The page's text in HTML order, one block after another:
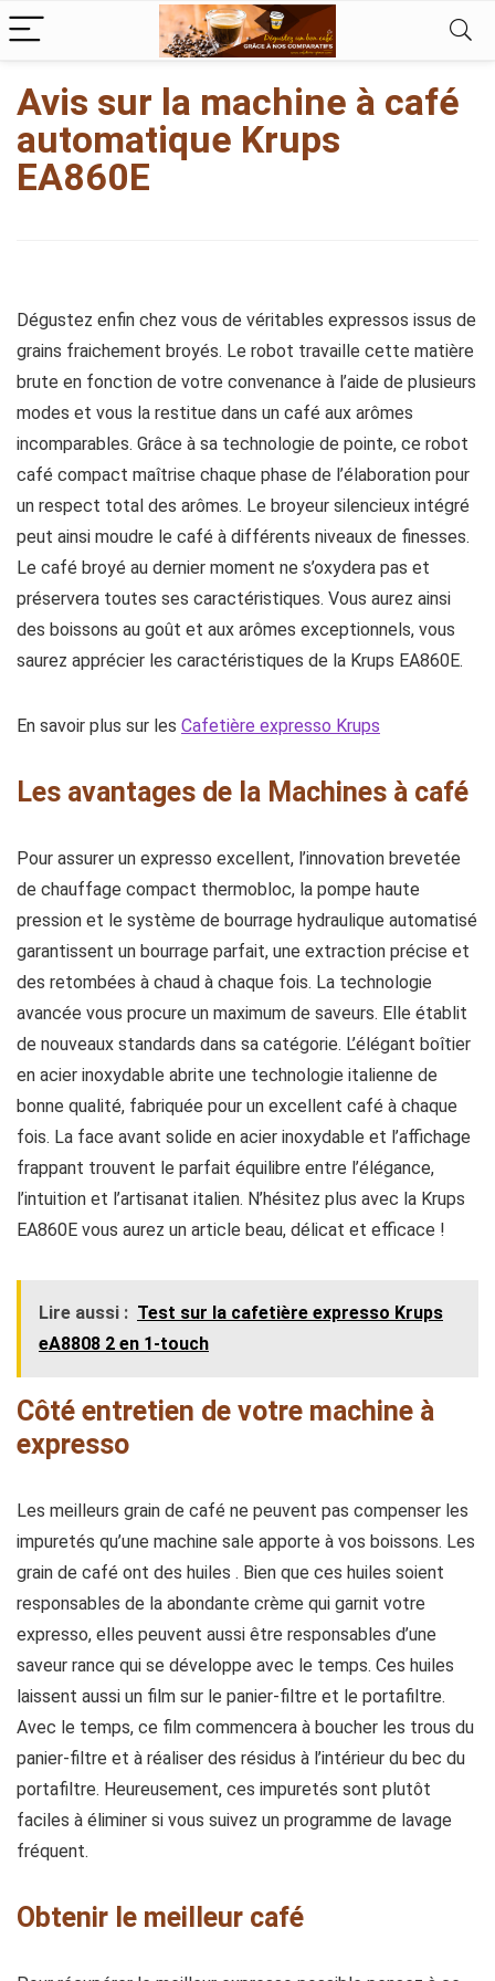
Avis sur la machine à café
automatique Krups
EA860E
Dégustez enfin chez vous de véritables expressos issus de
grains fraichement broyés. Le robot travaille cette matière
brute en fonction de votre convenance à l’aide de plusieurs
modes et vous la restitue dans un café aux arômes
incomparables. Grâce à sa technologie de pointe, ce robot
café compact maîtrise chaque phase de l’élaboration pour
un respect total des arômes. Le broyeur silencieux intégré
peut ainsi moudre le café à différents niveaux de finesses.
Le café broyé au dernier moment ne s’oxydera pas et
préservera toutes ses caractéristiques. Vous aurez ainsi
des boissons au goût et aux arômes exceptionnels, vous
saurez apprécier les caractéristiques de la Krups EA860E.
En savoir plus sur les Cafetière expresso Krups
Les avantages de la Machines à café
Pour assurer un expresso excellent, l’innovation brevetée
de chauffage compact thermobloc, la pompe haute
pression et le système de bourrage hydraulique automatisé
garantissent un bourrage parfait, une extraction précise et
des retombées à chaud à chaque fois. La technologie
avancée vous procure un maximum de saveurs. Elle établit
de nouveaux standards dans sa catégorie. L’élégant boîtier
en acier inoxydable abrite une technologie italienne de
bonne qualité, fabriquée pour un excellent café à chaque
fois. La face avant solide en acier inoxydable et l’affichage
frappant trouvent le parfait équilibre entre l’élégance,
l’intuition et l’artisanat italien. N’hésitez plus avec la Krups
EA860E vous aurez un article beau, délicat et efficace !
Lire aussi : Test sur la cafetière expresso Krups
eA8808 2 en 1-touch
Côté entretien de votre machine à
expresso
Les meilleurs grain de café ne peuvent pas compenser les
impuretés qu’une machine sale apporte à vos boissons. Les
grain de café ont des huiles . Bien que ces huiles soient
responsables de la abondante crème qui garnit votre
expresso, elles peuvent aussi être responsables d’une
saveur rance qui se développe avec le temps. Ces huiles
laissent aussi un film sur le panier-filtre et le portafiltre.
Avec le temps, ce film commencera à boucher les trous du
panier-filtre et à réaliser des résidus à l’intérieur du bec du
portafiltre. Heureusement, ces impuretés sont plutôt
faciles à éliminer si vous suivez un programme de lavage
fréquent.
Obtenir le meilleur café